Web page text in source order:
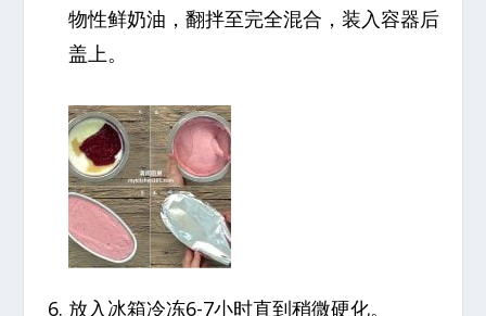
物性鲜奶油，翻拌至完全混合，装入容器后
盖上。
放入冰箱冷冻6-7小时直到稍微硬化。